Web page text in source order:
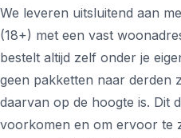
We leveren uitsluitend aan
(18+) met een vast
bestelt altijd zelf onder je
geen pakketten naar derden
daarvan op de hoogte is. Dit
voorkomen en om ervoor te